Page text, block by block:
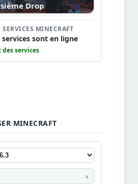
Drop
SERVICES MINECRAFT
services sont en ligne
des services
MINECRAFT